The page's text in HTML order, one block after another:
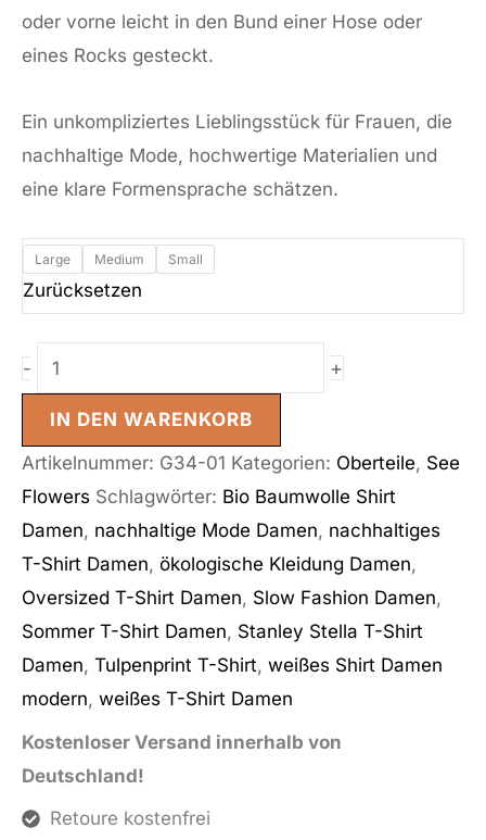
oder vorne leicht in den Bund einer Hose oder
eines Rocks gesteckt.
Ein unkompliziertes Lieblingsstück für Frauen, die
nachhaltige Mode, hochwertige Materialien und
eine klare Formensprache schätzen.
Large Medium Small
Zurücksetzen
- +
IN DEN WARENKORB
Artikelnummer: G34-01 Kategorien: Oberteile, See
Flowers Schlagwörter: Bio Baumwolle Shirt
Damen, nachhaltige Mode Damen, nachhaltiges
T-Shirt Damen, ökologische Kleidung Damen,
Oversized T-Shirt Damen, Slow Fashion Damen,
Sommer T-Shirt Damen, Stanley Stella T-Shirt
Damen, Tulpenprint T-Shirt, weißes Shirt Damen
modern, weißes T-Shirt Damen
Kostenloser Versand innerhalb von
Deutschland!
Retoure kostenfrei